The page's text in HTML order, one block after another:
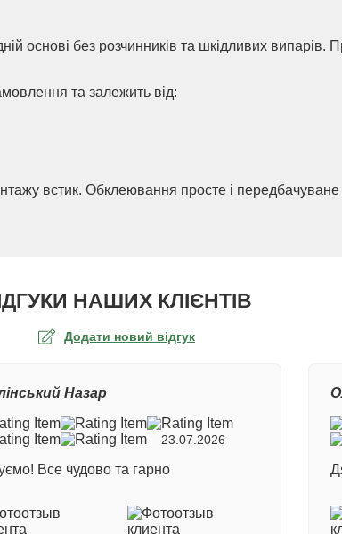
основі без розчинників та шкідливих випарів.
та залежить від:
встик. Обклеювання просте і передбачуване
НАШИХ КЛІЄНТІВ
Додати новий відгук
Назар
23.07.2026
Все чудово та гарно